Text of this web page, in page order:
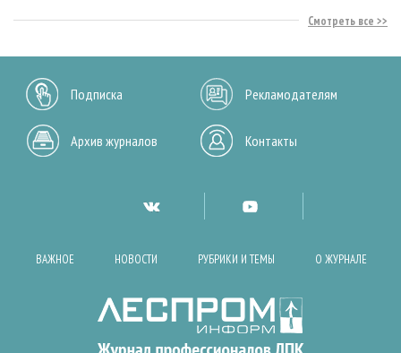
Смотреть все
Подписка Рекламодателям
Архив журналов Контакты
ВАЖНОЕ НОВОСТИ РУБРИКИ И ТЕМЫ О ЖУРНАЛЕ